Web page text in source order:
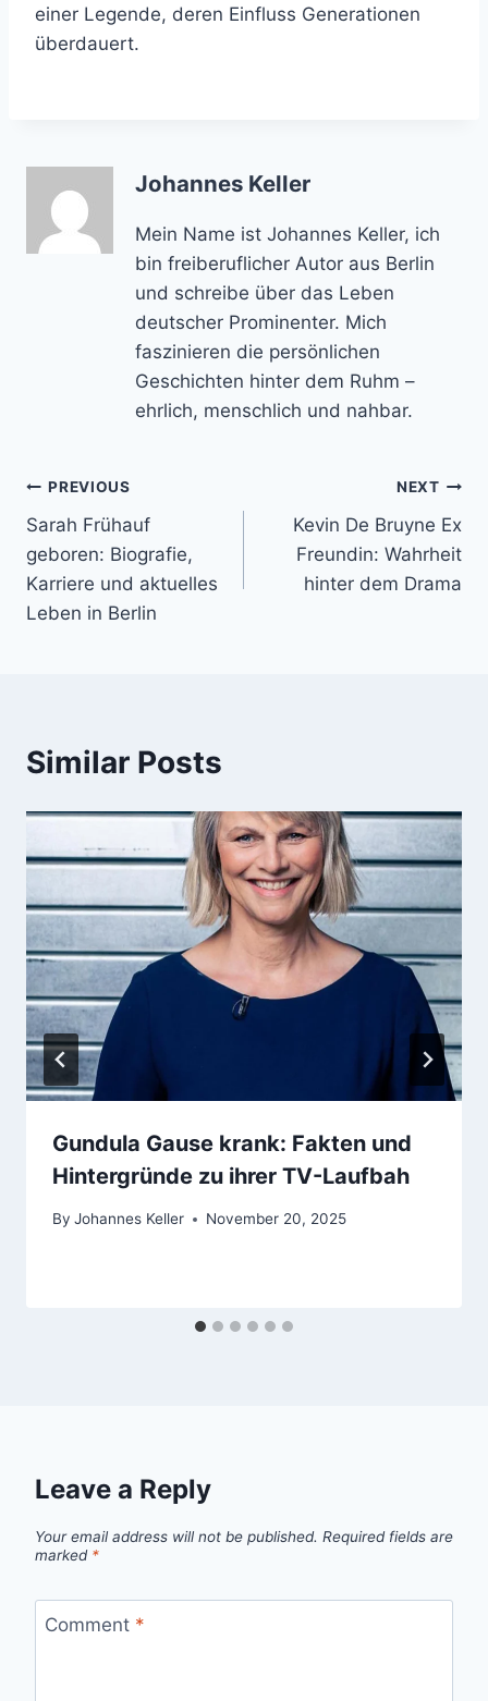
einer Legende, deren Einfluss Generationen
überdauert.
Johannes Keller
Mein Name ist Johannes Keller, ich
bin freiberuflicher Autor aus Berlin
und schreibe über das Leben
deutscher Prominenter. Mich
faszinieren die persönlichen
Geschichten hinter dem Ruhm –
ehrlich, menschlich und nahbar.
Post
navigation
PREVIOUS
Sarah Frühauf
geboren: Biografie,
Karriere und aktuelles
Leben in Berlin
NEXT
Kevin De Bruyne Ex
Freundin: Wahrheit
hinter dem Drama
Similar Posts
Gundula Gause krank: Fakten und
Hintergründe zu ihrer TV-Laufbah
By Johannes Keller November 20, 2025
Leave a Reply
Your email address will not be published. Required fields are
marked *
Comment *